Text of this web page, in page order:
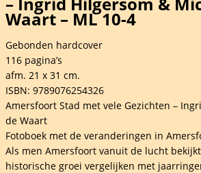
Waart – ML 10-4
Gebonden hardcover
116 pagina’s
afm. 21 x 31 cm.
ISBN: 9789076254326
Amersfoort Stad met vele Gezichten –
de Waart
Fotoboek met de veranderingen in
Als men Amersfoort vanuit de lucht
historische groei vergelijken met